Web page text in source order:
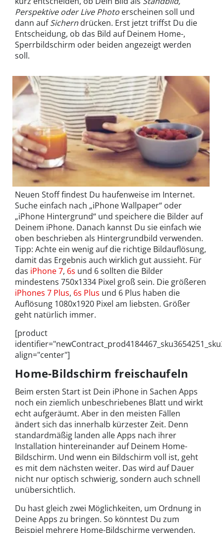
Perspektive oder Live Photo erscheinen soll und
dann aufSichern drücken. Erst jetzt triffst Du die
Entscheidung, ob das Bild auf Deinem Home-,
Sperrbildschirm oder beiden angezeigt werden
soll.
Neuen Stoff findest Du haufenweise im Internet.
Suche einfach nach „iPhone Wallpaper“ oder
„iPhone Hintergrund“ und speichere die Bilder auf
Deinem iPhone. Danach kannst Du sie einfach wie
oben beschrieben als Hintergrundbild verwenden.
Tipp: Achte ein wenig auf die richtige Bildauflösung,
damit das Ergebnis auch wirklich gut aussieht. Für
das iPhone 7, 6s und 6 sollten die Bilder
mindestens 750x1334 Pixel groß sein. Die größeren
iPhones 7 Plus, 6s Plus und 6 Plus haben die
Auflösung 1080x1920 Pixel am liebsten. Größer
geht natürlich immer.
[product
align="center"]
Home-Bildschirm freischaufeln
Beim ersten Start ist Dein iPhone in Sachen Apps
noch ein ziemlich unbeschriebenes Blatt und wirkt
echt aufgeräumt. Aber in den meisten Fällen
ändert sich das innerhalb kürzester Zeit. Denn
standardmäßig landen alle Apps nach ihrer
Installation hintereinander auf Deinem Home-
Bildschirm. Und wenn ein Bildschirm voll ist, geht
es mit dem nächsten weiter. Das wird auf Dauer
nicht nur optisch schwierig, sondern auch schnell
unübersichtlich.
Du hast gleich zwei Möglichkeiten, um Ordnung in
Deine Apps zu bringen. So könntest Du zum
Beispiel mehrere Home-Bildschirme verwenden,